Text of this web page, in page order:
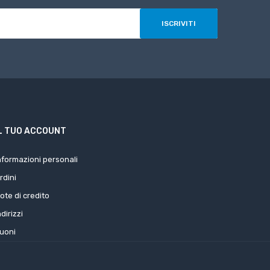
TUO ACCOUNT
personali
di credito